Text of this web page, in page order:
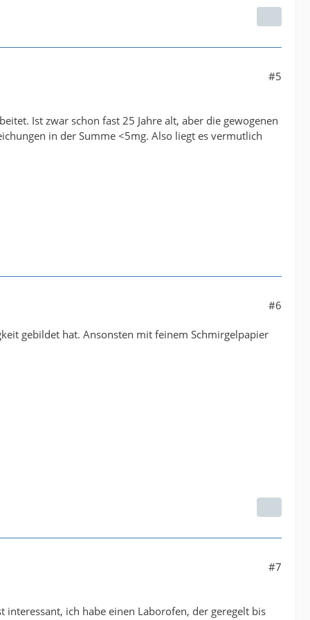
#5
Ist zwar schon fast 25 Jahre alt, aber die gewogenen
in der Summe <5mg. Also liegt es vermutlich
#6
gebildet hat. Ansonsten mit feinem Schmirgelpapier
#7
interessant, ich habe einen Laborofen, der geregelt bis